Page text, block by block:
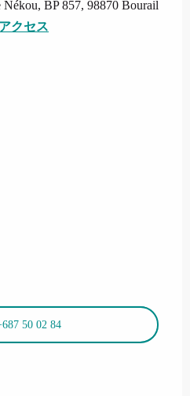
BP 857, 98870 Bourail
アクセス
50 02 84